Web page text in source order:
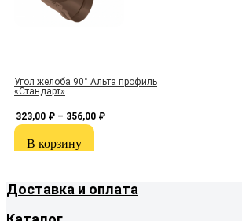
Угол желоба 90° Альта профиль
«Стандарт»
323,00 ₽– 356,00 ₽
В корзину
Доставка и оплата